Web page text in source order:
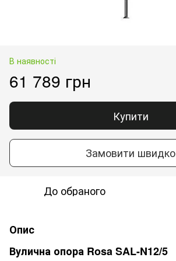
В наявності
61 789 грн
Купити
Замовити швидко
До обраного
Опис
Вулична опора Rosa SAL-N12/5